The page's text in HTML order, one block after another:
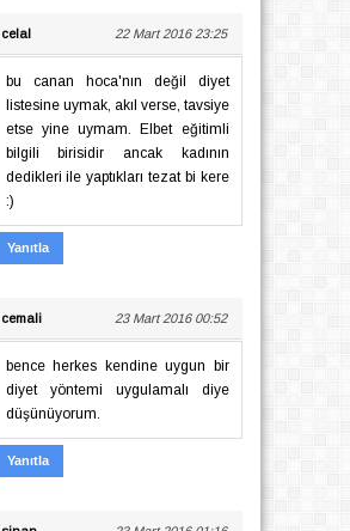
celal 22 Mart 2016 23:25
bu canan hoca'nın değil diyet
listesine uymak, akıl verse, tavsiye
etse yine uymam. Elbet eğitimli
bilgili birisidir ancak kadının
dedikleri ile yaptıkları tezat bi kere
:)
Yanıtla
cemali 23 Mart 2016 00:52
bence herkes kendine uygun bir
diyet yöntemi uygulamalı diye
düşünüyorum.
Yanıtla